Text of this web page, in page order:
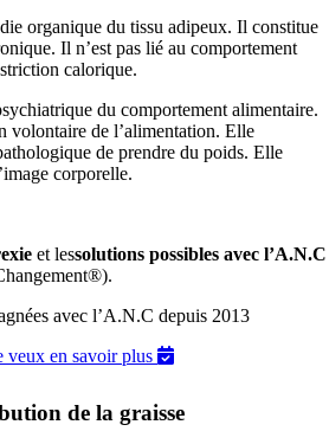
organique du tissu adipeux. Il constitue
Il n’est pas lié au comportement
calorique.
du comportement alimentaire.
volontaire de l’alimentation. Elle
de prendre du poids. Elle
corporelle.
et lessolutions possibles avec l’A.N.C
avec l’A.N.C depuis 2013
veux en savoir plus
de la graisse